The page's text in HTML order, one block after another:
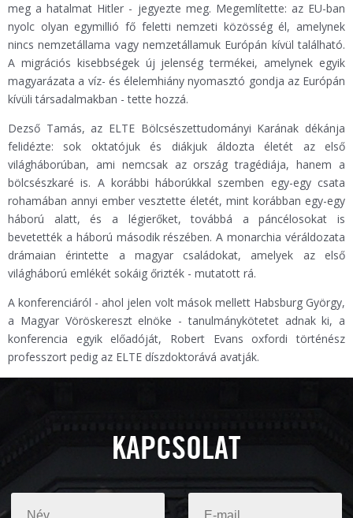
meg a hatalmat Hitler - jegyezte meg. Megemlítette: az EU-ban
nyolc olyan egymillió fő feletti nemzeti közösség él, amelynek
nincs nemzetállama vagy nemzetállamuk Európán kívül található.
A migrációs kisebbségek új jelenség termékei, amelynek egyik
magyarázata a víz- és élelemhiány nyomasztó gondja az Európán
kívüli társadalmakban - tette hozzá.
Dezső Tamás, az ELTE Bölcsészettudományi Karának dékánja
felidézte: sok oktatójuk és diákjuk áldozta életét az első
világháborúban, ami nemcsak az ország tragédiája, hanem a
bölcsészkaré is. A korábbi háborúkkal szemben egy-egy csata
rohamában annyi ember vesztette életét, mint korábban egy-egy
háború alatt, és a légierőket, továbbá a páncélosokat is
bevetették a háború második részében. A monarchia véráldozata
drámaian érintette a magyar családokat, amelyek az első
világháború emlékét sokáig őrizték - mutatott rá.
A konferenciáról - ahol jelen volt mások mellett Habsburg György,
a Magyar Vöröskereszt elnöke - tanulmánykötetet adnak ki, a
konferencia egyik előadóját, Robert Evans oxfordi történész
professzort pedig az ELTE díszdoktorává avatják.
KAPCSOLAT